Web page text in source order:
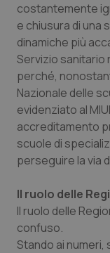
costantemente
e chiusura di una
dinamiche più
Servizio sanitario
perché,
Nazionale delle
evidenziato al
accreditamento
scuole di
perseguire la via
Il ruolo delle
Il ruolo delle
confuso.
Stando ai numeri,